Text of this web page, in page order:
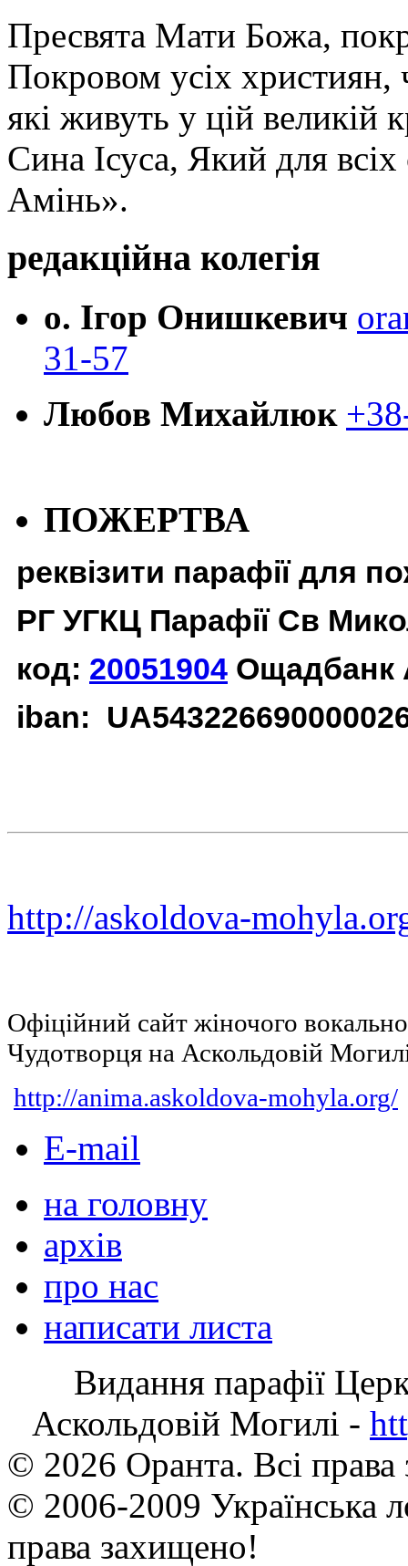
Пресвята Мати Божа,
Покровом усіх християн,
які живуть у цій великій
Сина Ісуса, Який для
Амінь».
редакційна колегія
о. Ігор Онишкевич
31-57
Любов Михайлюк
ПОЖЕРТВА
реквізити парафії для
РГ УГКЦ Парафії Св
код: 20051904 Ощадбанк
iban:
http://askoldova-
Офіційний сайт жіночого
Чудотворця на Аскольдовій
http://anima.askoldova-mohyla.org/
E-mail
на головну
архів
про нас
написати листа
Видання парафії
Аскольдовій Могилі -
© 2026 Оранта. Всі
© 2006-2009 Українська
права захищено!